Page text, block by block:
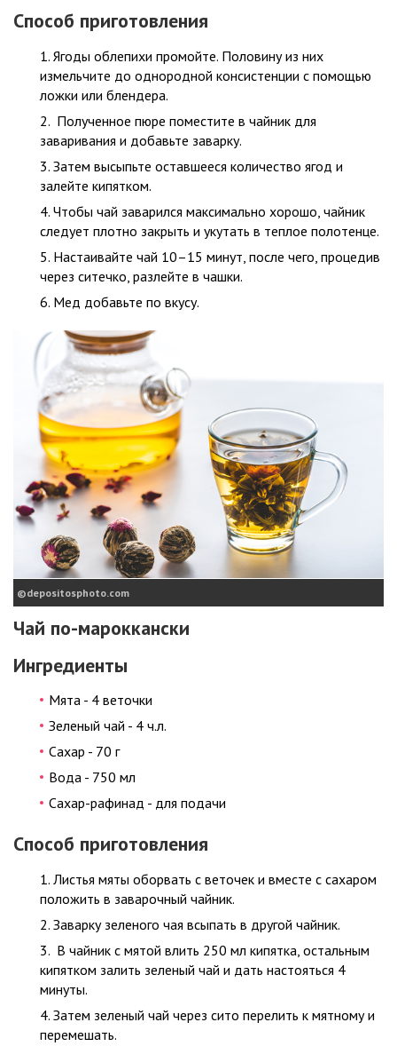
Способ приготовления
Ягоды облепихи промойте. Половину из них
измельчите до однородной консистенции с помощью
ложки или блендера.
Полученное пюре поместите в чайник для
заваривания и добавьте заварку.
Затем высыпьте оставшееся количество ягод и
залейте кипятком.
Чтобы чай заварился максимально хорошо, чайник
следует плотно закрыть и укутать в теплое полотенце.
Настаивайте чай 10–15 минут, после чего, процедив
через ситечко, разлейте в чашки.
Мед добавьте по вкусу.
depositosphoto.com
Чай по-мароккански
Ингредиенты
Мята - 4 веточки
Зеленый чай - 4 ч.л.
Сахар - 70 г
Вода - 750 мл
Сахар-рафинад - для подачи
Способ приготовления
Листья мяты оборвать с веточек и вместе с сахаром
положить в заварочный чайник.
Заварку зеленого чая всыпать в другой чайник.
В чайник с мятой влить 250 мл кипятка, остальным
кипятком залить зеленый чай и дать настояться 4
минуты.
Затем зеленый чай через сито перелить к мятному и
перемешать.